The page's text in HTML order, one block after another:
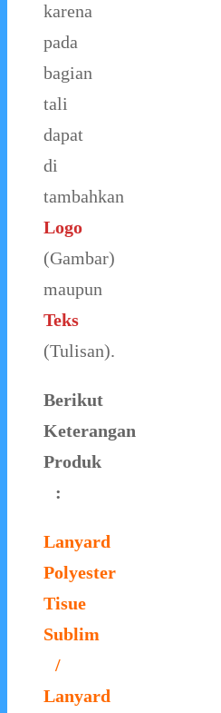
karena
pada
bagian
tali
dapat
di
tambahkan
Logo
(Gambar)
maupun
Teks
(Tulisan).
Berikut
Keterangan
Produk
:
Lanyard
Polyester
Tisue
Sublim
/
Lanyard